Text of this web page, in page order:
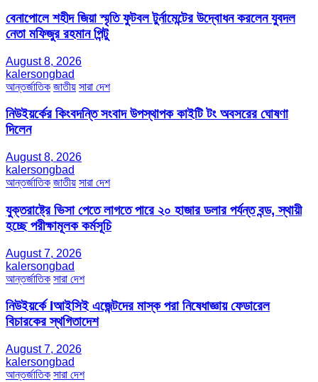
বেনাপোলে শহীদ জিয়া স্মৃতি ফুটবল টুর্নামেন্টের উদ্বোধন করলেন যুবদল
নেতা মফিজুর রহমান পিন্টু
August 8, 2026
kalersongbad
আন্তর্জাতিক জাতীয় সারা দেশ
নিউইয়র্কের কিংবদন্তি সংবাদ উপস্থাপক কাইটি টং অবসরের ঘোষণা
দিলেন
August 8, 2026
kalersongbad
আন্তর্জাতিক জাতীয় সারা দেশ
যুক্তরাষ্ট্রে ভিসা পেতে লাগতে পারে ২০ হাজার ডলার পর্যন্ত বন্ড, স্থায়ী
হচ্ছে পরীক্ষামূলক কর্মসূচি
August 7, 2026
kalersongbad
আন্তর্জাতিক সারা দেশ
নিউইয়র্কে Iআইসিই এজেন্টদের মাস্ক পরা নিষেধাজ্ঞায় ফেডারেল
বিচারকের স্থগিতাদেশ
August 7, 2026
kalersongbad
আন্তর্জাতিক সারা দেশ